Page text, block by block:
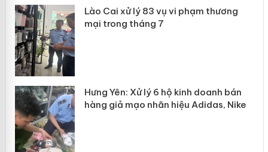
Lào Cai xử lý 83 vụ vi phạm thương
mại trong tháng 7
Hưng Yên: Xử lý 6 hộ kinh doanh bán
hàng giả mạo nhãn hiệu Adidas, Nike